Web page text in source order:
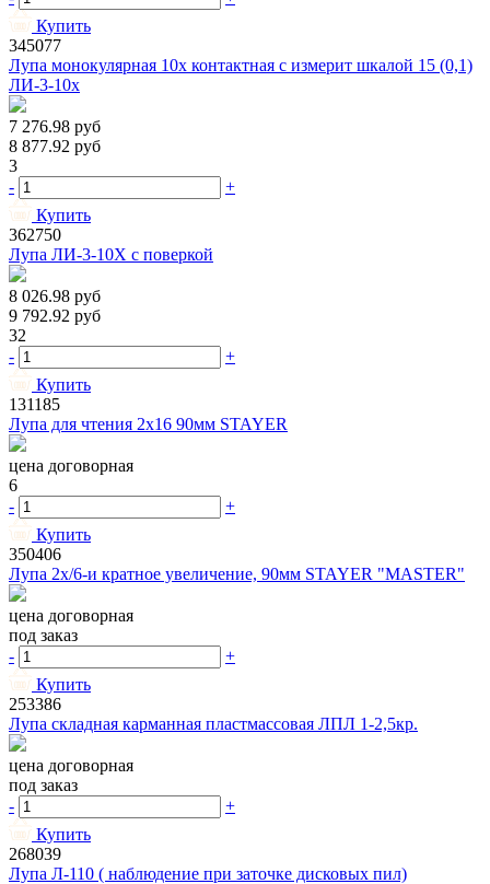
Купить
345077
Лупа монокулярная 10x контактная с измерит шкалой 15 (0,1)
ЛИ-3-10x
7 276.98 руб
8 877.92 руб
3
-
+
Купить
362750
Лупа ЛИ-3-10X с поверкой
8 026.98 руб
9 792.92 руб
32
-
+
Купить
131185
Лупа для чтения 2х16 90мм STAYER
цена договорная
6
-
+
Купить
350406
Лупа 2х/6-и кратное увеличение, 90мм STAYER "MASTER"
цена договорная
под заказ
-
+
Купить
253386
Лупа складная карманная пластмассовая ЛПЛ 1-2,5кр.
цена договорная
под заказ
-
+
Купить
268039
Лупа Л-110 ( наблюдение при заточке дисковых пил)